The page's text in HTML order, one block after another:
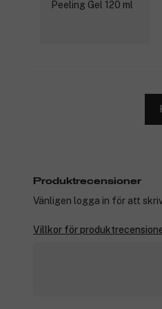
Produktrecensioner
Vänligen logga in för att
Villkor för